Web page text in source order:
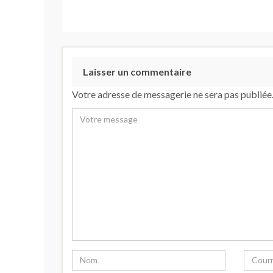
Laisser un commentaire
Votre adresse de messagerie ne sera pas publiée.